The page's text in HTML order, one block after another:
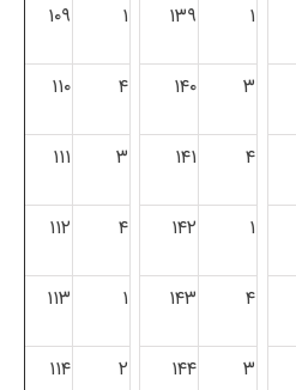
۱ ۱۳۹ ۱ ۱۰۹
۳ ۱۴۰ ۴ ۱۱۰
۴ ۱۴۱ ۳ ۱۱۱
۱ ۱۴۲ ۴ ۱۱۲
۴ ۱۴۳ ۱ ۱۱۳
۳ ۱۴۴ ۲ ۱۱۴